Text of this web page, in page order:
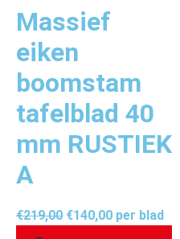
Massief
eiken
boomstam
tafelblad 40
mm RUSTIEK
A
€219,00 €140,00 per blad